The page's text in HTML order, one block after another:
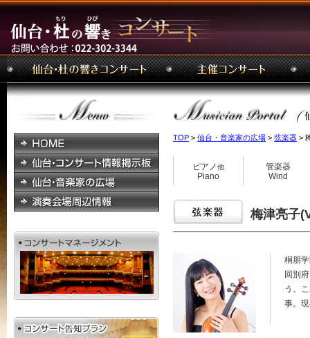
TOP > 仙台・音楽家の広場 > 弦楽器 >
ピアノ他
Piano
管楽器
Wind
梅津亮子
桐朋
回別
う。
事。